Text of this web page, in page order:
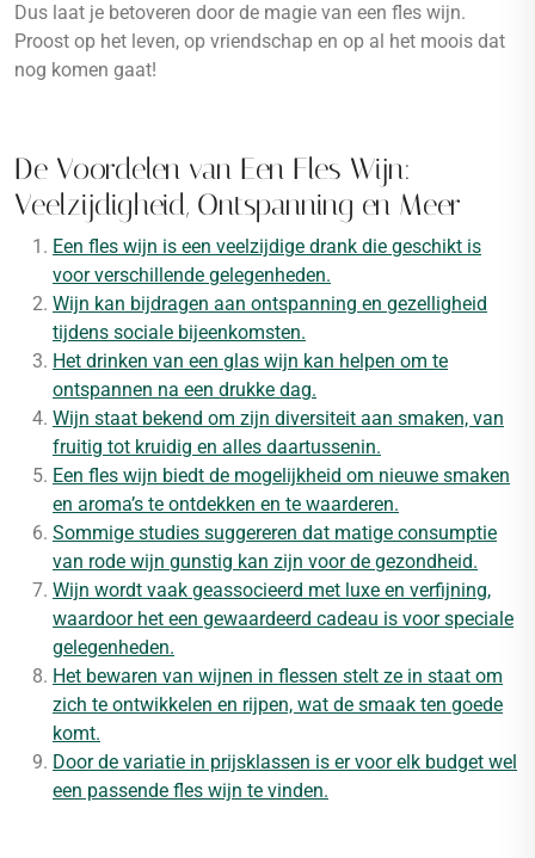
Dus laat je betoveren door de magie van een fles wijn.
Proost op het leven, op vriendschap en op al het moois dat
nog komen gaat!
De Voordelen van Een Fles Wijn:
Veelzijdigheid, Ontspanning en Meer
Een fles wijn is een veelzijdige drank die geschikt is
voor verschillende gelegenheden.
Wijn kan bijdragen aan ontspanning en gezelligheid
tijdens sociale bijeenkomsten.
Het drinken van een glas wijn kan helpen om te
ontspannen na een drukke dag.
Wijn staat bekend om zijn diversiteit aan smaken, van
fruitig tot kruidig en alles daartussenin.
Een fles wijn biedt de mogelijkheid om nieuwe smaken
en aroma’s te ontdekken en te waarderen.
Sommige studies suggereren dat matige consumptie
van rode wijn gunstig kan zijn voor de gezondheid.
Wijn wordt vaak geassocieerd met luxe en verfijning,
waardoor het een gewaardeerd cadeau is voor speciale
gelegenheden.
Het bewaren van wijnen in flessen stelt ze in staat om
zich te ontwikkelen en rijpen, wat de smaak ten goede
komt.
Door de variatie in prijsklassen is er voor elk budget wel
een passende fles wijn te vinden.